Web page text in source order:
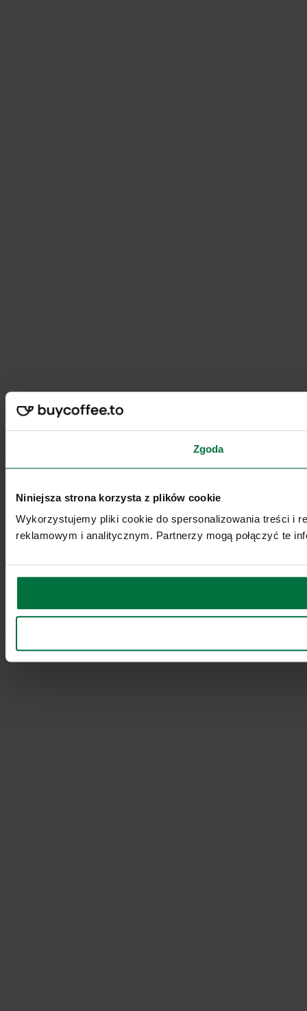
Zgoda
Niniejsza strona korzysta z plików cookie
Wykorzystujemy pliki cookie do spersonalizowania treści i
reklamowym i analitycznym. Partnerzy mogą połączyć te